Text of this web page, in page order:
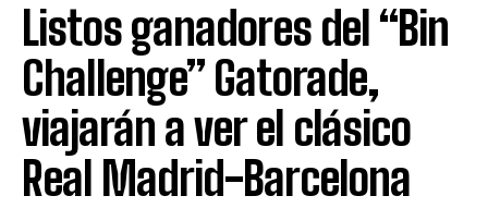
Listos ganadores del “Bin
Challenge” Gatorade,
viajarán a ver el clásico
Real Madrid-Barcelona